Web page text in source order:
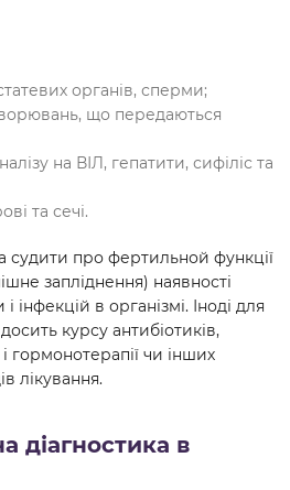
органів, сперми;
що передаються
на ВІЛ, гепатити, сифіліс та
та сечі.
про фертильной функції
запліднення) наявності
інфекцій в організмі. Іноді для
курсу антибіотиків,
гормонотерапії чи інших
лікування.
діагностика в